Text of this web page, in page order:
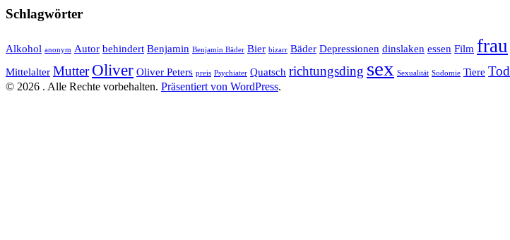
Schlagwörter
Alkohol anonym Autor behindert Benjamin Benjamin Bäder Bier bizarr Bäder Depressionen dinslaken essen Film frau
Mittelalter Mutter Oliver Oliver Peters preis Psychiater Quatsch richtungsding sex Sexualität Sodomie Tiere Tod
© 2026 . Alle Rechte vorbehalten. Präsentiert von WordPress.